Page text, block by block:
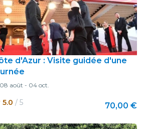
d'Azur : Visite guidée d'une
08 août - 04 oct.
5.0 / 5 70,00 €